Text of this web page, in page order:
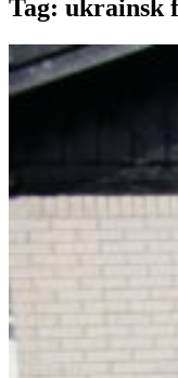
Tag: ukrainsk